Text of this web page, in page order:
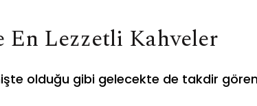
En Lezzetli Kahveler
olduğu gibi gelecekte de takdir